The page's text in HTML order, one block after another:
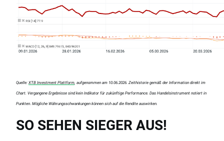
Quelle: XTB Investment Plattform , aufgenommen am 10.06.2026. Zeithistorie gemäß der Information direkt im
Chart. Vergangene Ergebnisse sind kein Indikator für zukünftige Performance. Das Handelsinstrument notiert in
Punkten. Mögliche Währungsschwankungen können sich auf die Rendite auswirken.
SO SEHEN SIEGER AUS!